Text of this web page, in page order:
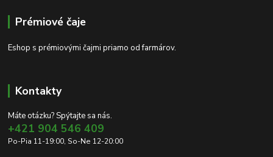
Prémiové čaje
Eshop s prémiovými čajmi priamo od farmárov.
Kontakty
Máte otázku? Spýtajte sa nás.
+421 904 546 409
Po-Pia 11-19:00, So-Ne 12-20:00